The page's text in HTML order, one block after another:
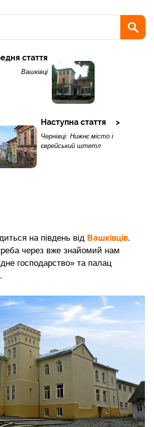
стаття
Вашківці
Наступна стаття
Чернівці: Нижнє місто і
єврейський штетл
на південь від Вашківців.
через вже знайомий нам
господарство» та палац